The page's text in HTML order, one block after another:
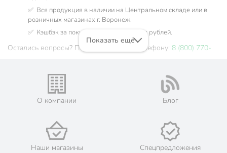
✅ Вся продукция в наличии на Центральном складе или в
розничных магазинах г. Воронеж.
✅ Кэшбэк за покупку до 142 бонусных рублей.
Остались вопросы? Позвоните нам по телефону: 8 (800) 770-
Показать ещё
О компании Блог
Наши магазины Спецпредложения